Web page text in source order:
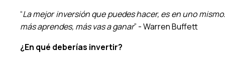
“La mejor inversión que puedes hacer, es en uno
más aprendes, más vas a ganar” - Warren Buffett
¿En qué deberías invertir?